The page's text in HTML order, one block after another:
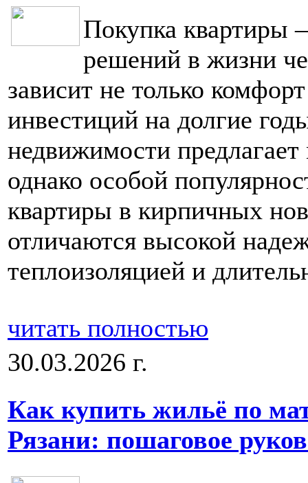
Покупка
решений в жизни
зависит не только
инвестиций на долгие
недвижимости
однако особой
квартиры в кирпичных
отличаются высокой
теплоизоляцией и
читать полностью
30.03.2026 г.
Как купить жильё по
Рязани: пошаговое